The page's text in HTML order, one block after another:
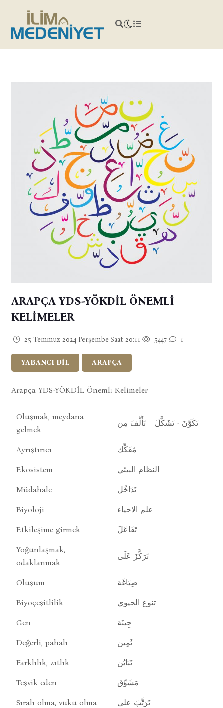
ARAPÇA YDS-YÖKDİL ÖNEMLİ
KELİMELER
25 Temmuz 2024 Perşembe Saat 20:11 5447 1
YABANCI DİL ARAPÇA
Arapça YDS-YÖKDİL Önemli Kelimeler
Oluşmak, meydana
gelmek
تَكَوَّنَ - تَشَكَّلَ – تَأَلَّفَ مِن
Ayrıştırıcı مُفَكِّك
Ekosistem النظام البيئي
Müdahale تَدَاخُل
Biyoloji علم الاحياء
Etkileşime girmek تَفَاعَلَ
Yoğunlaşmak,
odaklanmak
تَرَكَّزَ عَلَى
Oluşum صِيَاغَة
Biyoçeşitlilik تنوع الحيوي
Gen جِينَة
Değerli, pahalı ثَمِين
Farklılık, zıtlık تَبَايُن
Teşvik eden مَشَوِّق
Sıralı olma, vuku olma تَرَتَّبَ على